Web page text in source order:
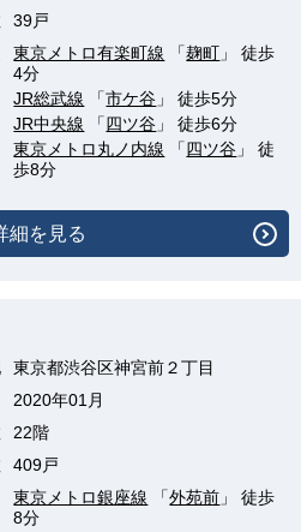
39戸
東京メトロ有楽町線 「麹町 」 徒歩
4分
JR総武線 「市ケ谷 」 徒歩5分
JR中央線 「四ツ谷 」 徒歩6分
東京メトロ丸ノ内線 「四ツ谷 」 徒
歩8分
細を見る
東京都渋谷区神宮前２丁目
2020年01月
22階
409戸
東京メトロ銀座線 「外苑前 」 徒歩
8分